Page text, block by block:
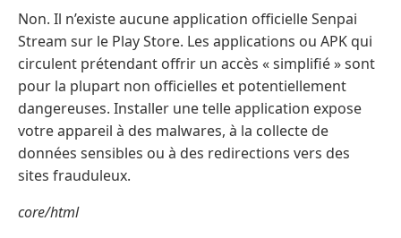
Non. Il n’existe aucune application officielle Senpai
Stream sur le Play Store. Les applications ou APK qui
circulent prétendant offrir un accès « simplifié » sont
pour la plupart non officielles et potentiellement
dangereuses. Installer une telle application expose
votre appareil à des malwares, à la collecte de
données sensibles ou à des redirections vers des
sites frauduleux.
core/html